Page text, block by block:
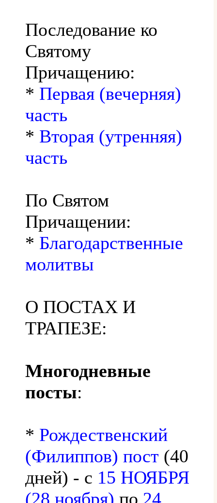
Последование ко
Святому
Причащению:
* Первая (вечерняя)
часть
* Вторая (утренняя)
часть
По Святом
Причащении:
* Благодарственные
молитвы
О ПОСТАХ И
ТРАПЕЗЕ:
Многодневные
посты:
* Рождественский
(Филиппов) пост (40
дней) - с 15 НОЯБРЯ
(28 ноября) по 24